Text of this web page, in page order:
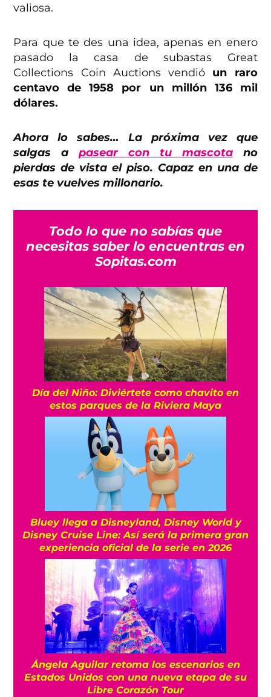
valiosa.
Para que te des una idea, apenas en enero
pasado la casa de subastas Great
Collections Coin Auctions vendió un raro
centavo de 1958 por un millón 136 mil
dólares.
Ahora lo sabes… La próxima vez que
salgas apasear con tu mascotano
pierdas de vista el piso. Capaz en una de
esas te vuelves millonario.
Todo lo que no sabías que
necesitas saber lo encuentras en
Sopitas.com
Día del Niño: Diviértete como chavito en
estos parques de la Riviera Maya
Bluey llega a Disneyland, Disney World y
Disney Cruise Line: Así será la primera gran
experiencia oficial de la serie en 2026
Ángela Aguilar retoma los escenarios en
Estados Unidos con una nueva etapa de su
Libre Corazón Tour